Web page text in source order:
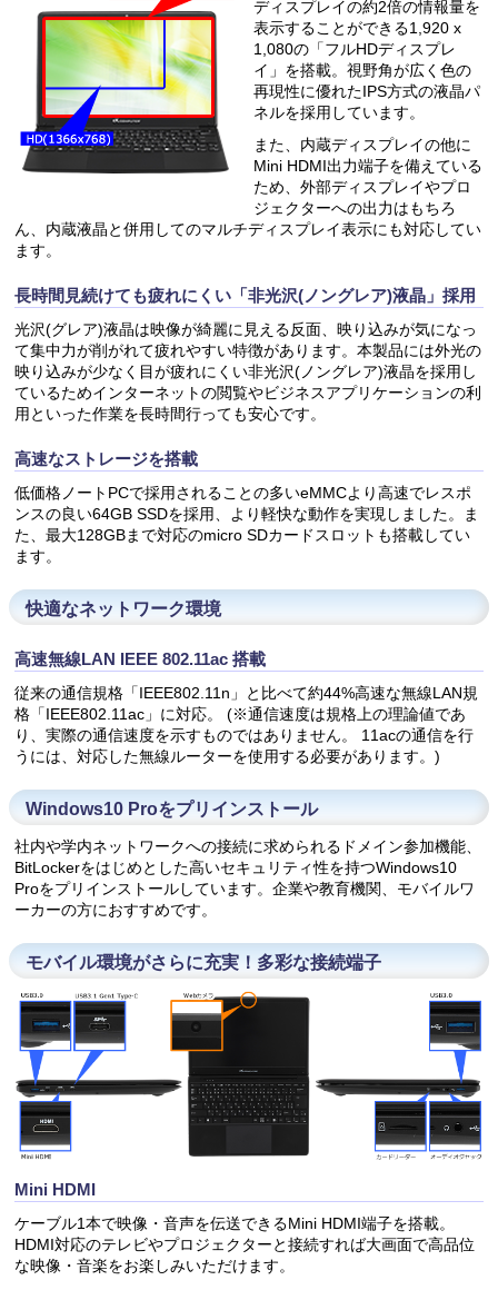
ディスプレイの約2倍の情報量を
表示することができる1,920 x
1,080の「フルHDディスプレ
イ」を搭載。視野角が広く色の
再現性に優れたIPS方式の液晶パ
ネルを採用しています。
また、内蔵ディスプレイの他に
Mini HDMI出力端子を備えている
ため、外部ディスプレイやプロ
ジェクターへの出力はもちろ
ん、内蔵液晶と併用してのマルチディスプレイ表示にも対応してい
ます。
長時間見続けても疲れにくい「非光沢(ノングレア)液晶」採用
光沢(グレア)液晶は映像が綺麗に見える反面、映り込みが気になっ
て集中力が削がれて疲れやすい特徴があります。本製品には外光の
映り込みが少なく目が疲れにくい非光沢(ノングレア)液晶を採用し
ているためインターネットの閲覧やビジネスアプリケーションの利
用といった作業を長時間行っても安心です。
高速なストレージを搭載
低価格ノートPCで採用されることの多いeMMCより高速でレスポ
ンスの良い64GB SSDを採用、より軽快な動作を実現しました。ま
た、最大128GBまで対応のmicro SDカードスロットも搭載してい
ます。
快適なネットワーク環境
高速無線LAN IEEE 802.11ac 搭載
従来の通信規格「IEEE802.11n」と比べて約44%高速な無線LAN規
格「IEEE802.11ac」に対応。 (※通信速度は規格上の理論値であ
り、実際の通信速度を示すものではありません。 11acの通信を行
うには、対応した無線ルーターを使用する必要があります。)
Windows10 Proをプリインストール
社内や学内ネットワークへの接続に求められるドメイン参加機能、
BitLockerをはじめとした高いセキュリティ性を持つWindows10
Proをプリインストールしています。企業や教育機関、モバイルワ
ーカーの方におすすめです。
モバイル環境がさらに充実！多彩な接続端子
Mini HDMI
ケーブル1本で映像・音声を伝送できるMini HDMI端子を搭載。
HDMI対応のテレビやプロジェクターと接続すれば大画面で高品位
な映像・音楽をお楽しみいただけます。